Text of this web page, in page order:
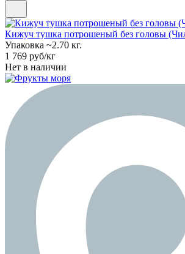
Кижуч тушка потрошеный без головы
Упаковка ~2.70 кг.
1 769 руб/кг
Нет в наличии